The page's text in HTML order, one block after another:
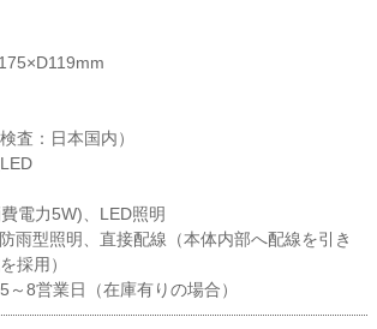
査：日本国内）
電力5W)、LED照明
雨型照明、直接配線（本体内部へ配線を引き
採用）
8営業日（在庫有りの場合）